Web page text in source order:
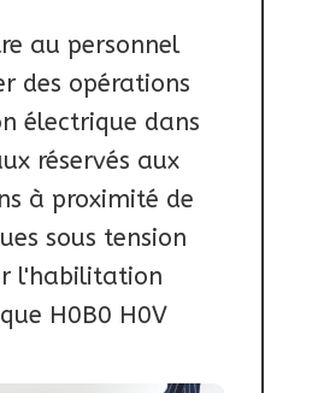
au personnel
des opérations
électrique dans
réservés aux
à proximité de
sous tension
l'habilitation
H0B0 H0V